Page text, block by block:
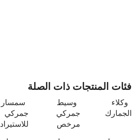
فئات المنتجات ذات الصلة
وكلاء
الجمارك
وسيط
جمركي
مرخص
سمسار
جمركي
للاستيراد